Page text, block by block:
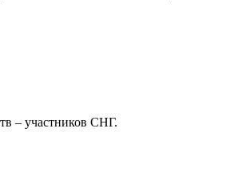
– участников СНГ.